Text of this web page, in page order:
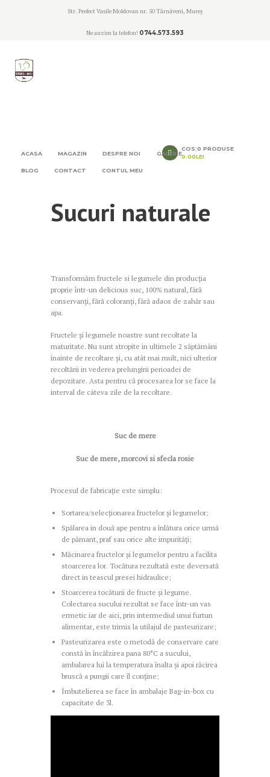
Str. Prefect Vasile Moldovan nr. 50 Târnăveni, Mureș
Ne auzim la telefon! 0744.573.593
ACASA MAGAZIN DESPRE NOI GALERIE
BLOG CONTACT CONTUL MEU
COS:0 PRODUSE
0.00LEI
Sucuri naturale
Transformăm fructele si legumele din producția
proprie într-un delicious suc, 100% natural, fără
conservanți, fără coloranți, fără adaos de zahăr sau
apa.
Fructele și legumele noastre sunt recoltate la
maturitate. Nu sunt stropite in ultimele 2 săptămâni
înainte de recoltare și, cu atât mai mult, nici ulterior
recoltării in vederea prelungirii perioadei de
depozitare. Asta pentru că procesarea lor se face la
interval de câteva zile de la recoltare.
Suc de mere
Suc de mere, morcovi si sfecla rosie
Procesul de fabricație este simplu:
Sortarea/selecționarea fructelor și legumelor;
Spălarea in două ape pentru a înlătura orice urmă
de pămant, praf sau orice alte impurități;
Măcinarea fructelor și legumelor pentru a facilita
stoarcerea lor. Tocătura rezultată este deversată
direct in teascul presei hidraulice;
Stoarcerea tocăturii de fructe și legume.
Colectarea sucului rezultat se face într-un vas
ermetic iar de aici, prin intermediul unui furtun
alimentar, este trimis la utilajul de pasteurizare;
Pasteurizarea este o metodă de conservare care
constă în încălzirea pana 80°C a sucului,
ambalarea lui la temperatura înalta și apoi răcirea
bruscă a pungii care îl conține;
Îmbutelierea se face în ambalaje Bag-in-box cu
capacitate de 3l.